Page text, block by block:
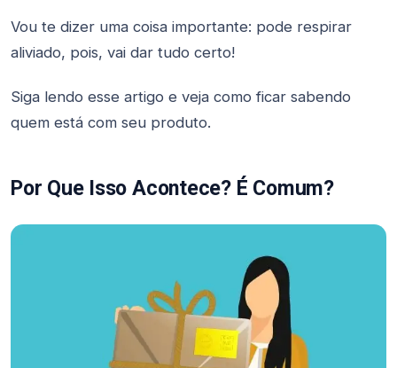
Vou te dizer uma coisa importante: pode respirar
aliviado, pois, vai dar tudo certo!
Siga lendo esse artigo e veja como ficar sabendo
quem está com seu produto.
Por Que Isso Acontece? É Comum?